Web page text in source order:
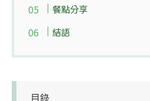
餐點分享
結語
目錄